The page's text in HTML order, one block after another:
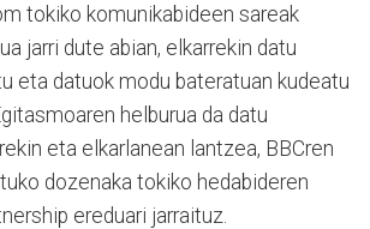
tokiko komunikabideen sareak
jarri dute abian, elkarrekin datu
eta datuok modu bateratuan kudeatu
helburua da datu
eta elkarlanean lantzea, BBCren
dozenaka tokiko hedabideren
ereduari jarraituz.